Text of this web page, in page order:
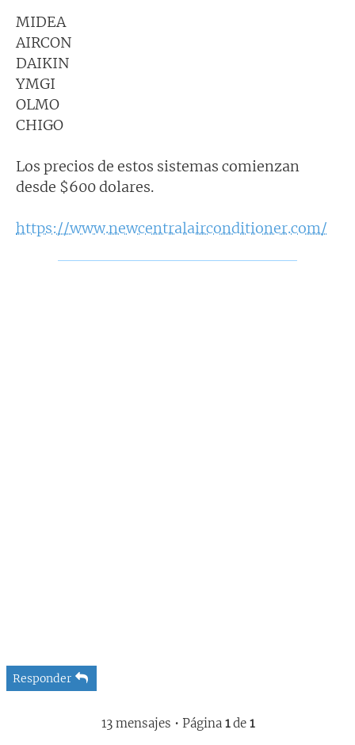
MIDEA
AIRCON
DAIKIN
YMGI
OLMO
CHIGO
Los precios de estos sistemas comienzan
desde $600 dolares.
https://www.newcentralairconditioner.com/
Responder
13 mensajes • Página 1de 1